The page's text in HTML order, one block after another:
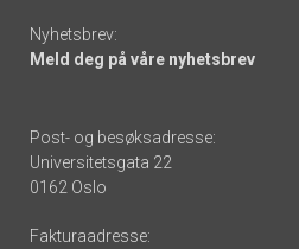
Nyhetsbrev:
Meld deg på våre nyhetsbrev
Post- og besøksadresse:
Universitetsgata 22
0162 Oslo
Fakturaadresse: